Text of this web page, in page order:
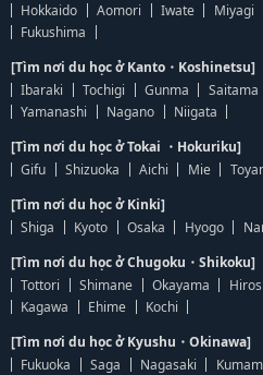
Hokkaido
Aomori Iwate Miyagi
Fukushima
[Tìm nơi du học ở Kanto・Koshinetsu]
Ibaraki
Tochigi Gunma Saitama
Yamanashi
Nagano
Niigata
[Tìm nơi du học ở Tokai ・Hokuriku]
Gifu
Shizuoka Aichi Mie
[Tìm nơi du học ở Kinki]
Shiga
Kyoto Osaka Hyogo
[Tìm nơi du học ở Chugoku・Shikoku]
Tottori
Shimane Okayama
Kagawa
Ehime
Kochi
[Tìm nơi du học ở Kyushu・Okinawa]
Fukuoka
Saga Nagasaki